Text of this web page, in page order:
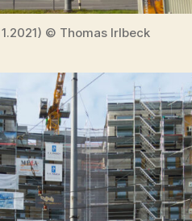
© Thomas Irlbeck